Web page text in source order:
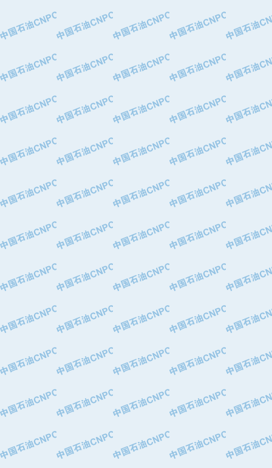
·中国石油锦西石化分公司
·大港油田集团有限责任公司
·深圳市肯多斯实业发展有限公司
·山东墨龙石油机械股份有限公司
·无锡西姆莱斯石油专用管制造有限公
·武汉钢铁（集团）公司
·马鞍山钢铁股份有限公司
·中国石油天然气股份有限公司兰州石
·中国石化茂名石化分公司
·中国石油大港油田分公司
·靖江市天和泵业有限公司
·中油油气勘探软件国家工程研究中心
·西安长庆钻宇集团咸阳石化有限公司
·新疆新冠控制系统工程有限公司
·新疆安维消防设施器材有限公司
·华北石油津工机械制造有限公司
·上海山武控制仪表有限公司
·上海赛科石油化工有限责任公司
·上海高桥石化
·中国石化扬子石油化工股份有限公司
·中国石化长岭炼化公司
·中国石油长庆油田分公司
·山东墨龙石油机械股份有限公司
·大庆油田物资集团